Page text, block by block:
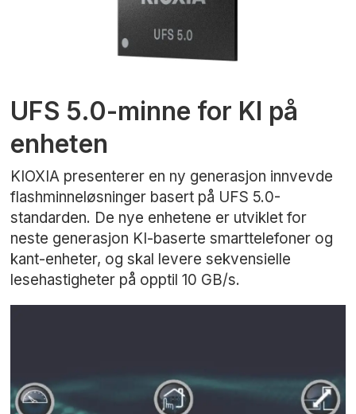
UFS 5.0-minne for KI på
enheten
KIOXIA presenterer en ny generasjon innvevde
flashminneløsninger basert på UFS 5.0-
standarden. De nye enhetene er utviklet for
neste generasjon KI-baserte smarttelefoner og
kant-enheter, og skal levere sekvensielle
lesehastigheter på opptil 10 GB/s.